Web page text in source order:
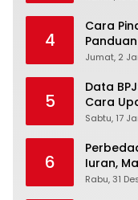
4
Cara
Jumat, 2
5
Data
Cara
Sabtu, 17
6
Iuran,
2026
Rabu, 31